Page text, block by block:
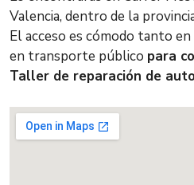
Valencia, dentro de la
El acceso es cómodo tanto
en transporte público para
Taller de reparación de